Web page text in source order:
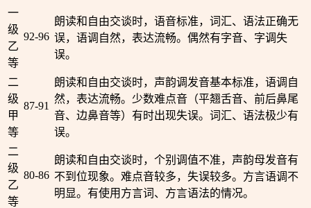
一
级
乙
等
92-96
朗读和自由交谈时，语音标准，词汇、语法正确无
误，语调自然，表达流畅。偶然有字音、字调失
误。
二
级
甲
等
87-91
朗读和自由交谈时，声韵调发音基本标准，语调自
然，表达流畅。少数难点音（平翘舌音、前后鼻尾
音、边鼻音等）有时出现失误。词汇、语法极少有
误。
二
级
乙
等
80-86
朗读和自由交谈时，个别调值不准，声韵母发音有
不到位现象。难点音较多，失误较多。方言语调不
明显。有使用方言词、方言语法的情况。